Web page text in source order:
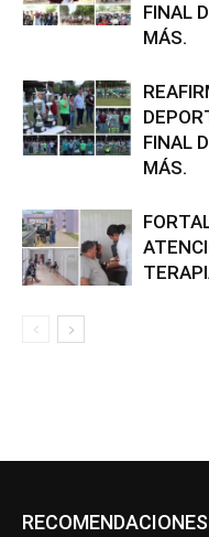
FINAL
MÁS.
FINAL
MÁS.